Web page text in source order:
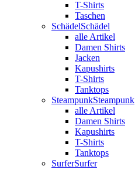
T-Shirts
Taschen
SchädelSchädel
alle Artikel
Damen Shirts
Jacken
Kapushirts
T-Shirts
Tanktops
SteampunkSteampunk
alle Artikel
Damen Shirts
Kapushirts
T-Shirts
Tanktops
SurferSurfer